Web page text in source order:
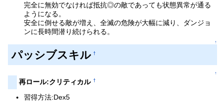
完全に無効でなければ抵抗◎の敵であっても状態異常が通る
ようになる。
安全に倒せる敵が増え、全滅の危険が大幅に減り、ダンジョ
ンに長時間潜り続けられる。
↑
パッシブスキル †
↑
再ロール:クリティカル †
習得方法:Dex5